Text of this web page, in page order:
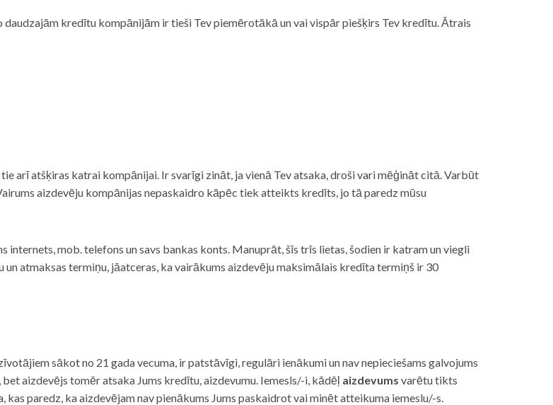
kredītu kompānijām ir tieši Tev piemērotākā un vai vispār piešķirs Tev kredītu. Ātrais
arī atšķiras katrai kompānijai. Ir svarīgi zināt, ja vienā Tev atsaka, droši vari mēģināt citā. Varbūt
aizdevēju kompānijas nepaskaidro kāpēc tiek atteikts kredīts, jo tā paredz mūsu
mob. telefons un savs bankas konts. Manuprāt, šīs trīs lietas, šodien ir katram un viegli
atmaksas termiņu, jāatceras, ka vairākums aizdevēju maksimālais kredīta termiņš ir 30
sākot no 21 gada vecuma, ir patstāvīgi, regulāri ienākumi un nav nepieciešams galvojums
aizdevējs tomēr atsaka Jums kredītu, aizdevumu. Iemesls/-i, kādēļ aizdevums varētu tikts
paredz, ka aizdevējam nav pienākums Jums paskaidrot vai minēt atteikuma iemeslu/-s.